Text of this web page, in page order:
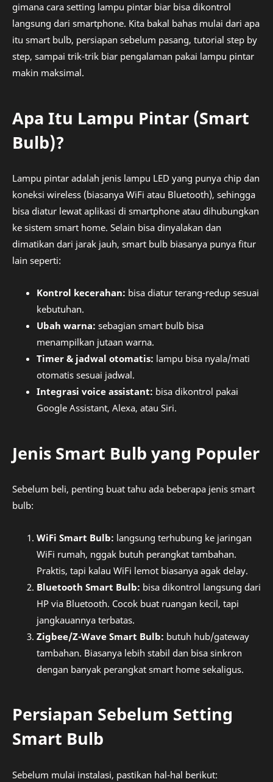
gimana cara setting lampu pintar biar bisa dikontrol
langsung dari smartphone. Kita bakal bahas mulai dari apa
itu smart bulb, persiapan sebelum pasang, tutorial step by
step, sampai trik-trik biar pengalaman pakai lampu pintar
makin maksimal.
Apa Itu Lampu Pintar (Smart
Bulb)?
Lampu pintar adalah jenis lampu LED yang punya chip dan
koneksi wireless (biasanya WiFi atau Bluetooth), sehingga
bisa diatur lewat aplikasi di smartphone atau dihubungkan
ke sistem smart home. Selain bisa dinyalakan dan
dimatikan dari jarak jauh, smart bulb biasanya punya fitur
lain seperti:
Kontrol kecerahan: bisa diatur terang-redup sesuai
kebutuhan.
Ubah warna: sebagian smart bulb bisa
menampilkan jutaan warna.
Timer & jadwal otomatis: lampu bisa nyala/mati
otomatis sesuai jadwal.
Integrasi voice assistant: bisa dikontrol pakai
Google Assistant, Alexa, atau Siri.
Jenis Smart Bulb yang Populer
Sebelum beli, penting buat tahu ada beberapa jenis smart
bulb:
WiFi Smart Bulb: langsung terhubung ke jaringan
WiFi rumah, nggak butuh perangkat tambahan.
Praktis, tapi kalau WiFi lemot biasanya agak delay.
Bluetooth Smart Bulb: bisa dikontrol langsung dari
HP via Bluetooth. Cocok buat ruangan kecil, tapi
jangkauannya terbatas.
Zigbee/Z-Wave Smart Bulb: butuh hub/gateway
tambahan. Biasanya lebih stabil dan bisa sinkron
dengan banyak perangkat smart home sekaligus.
Persiapan Sebelum Setting
Smart Bulb
Sebelum mulai instalasi, pastikan hal-hal berikut: